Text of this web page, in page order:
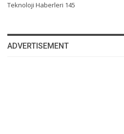
Teknoloji Haberleri 145
ADVERTISEMENT